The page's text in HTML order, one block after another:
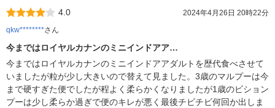
4.0
2024年4月26日 20時22分
qkw********さん
今まではロイヤルカナンのミニインドアア…
今まではロイヤルカナンのミニインドアアダルトを歴代食べさせて
いましたが粒が少し大きいので替えて見ました。3歳のマルプーは今
まで硬すぎた便でしたが程よく柔らかくなりましたが1歳のビション
プーは少し柔らか過ぎで便のキレが悪く最後チビチビ何回か出しま